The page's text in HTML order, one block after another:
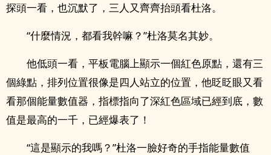
探頭一看，也沉默了，三人又齊齊抬頭看杜洛。
“什麼情況，都看我幹嘛？”杜洛莫名其妙。
他低頭一看，平板電腦上顯示一個紅色原點，還有三
個綠點，排列位置很像是四人站立的位置，他眨眨眼又看
看那個能量數值器，指標指向了深紅色區域已經到底，數
值是最高的一千，已經爆表了！
“這是顯示的我嗎？”杜洛一臉好奇的手指能量數值